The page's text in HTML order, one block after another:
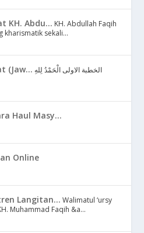
KH. Abdu... KH. Abdullah Faqih
kharismatik sekali...
(Jaw... الخطبة الاولى الْحَمْدُ لِلهِ
Haul Masy...
Online
Langitan... Walimatul ‘ursy
Muhammad Faqih &a...